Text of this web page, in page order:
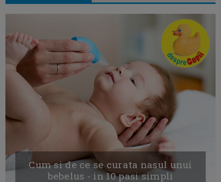
Cum si de ce se curata nasul unui
bebelus - in 10 pasi simpli